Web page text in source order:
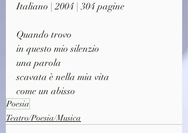
Italiano | 2004 | 304 pagine
Quando trovo
in questo mio silenzio
una parola
scavata è nella mia vita
come un abisso
Poesia
Teatro/Poesia/Musica